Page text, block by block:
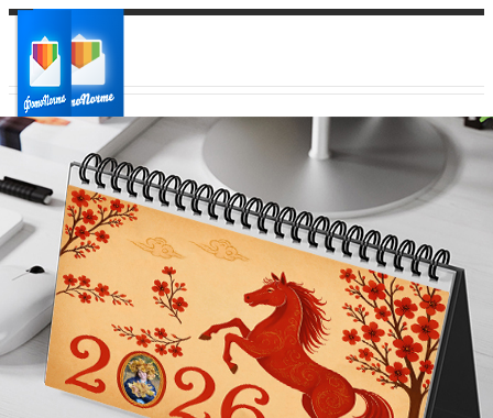
Ваш город:
Ваш регион доставки
Выберите из списка: